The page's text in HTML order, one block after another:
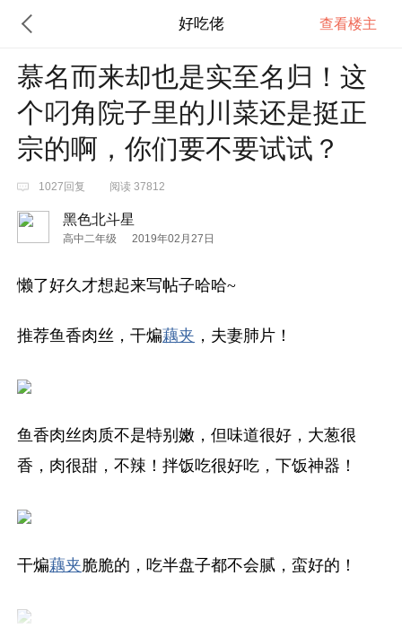
好吃佬 查看楼主
慕名而来却也是实至名归！这
个叼角院子里的川菜还是挺正
宗的啊，你们要不要试试？
1027回复 阅读 37812
黑色北斗星
高中二年级 2019年02月27日
懒了好久才想起来写帖子哈哈~
推荐鱼香肉丝，干煸藕夹 ，夫妻肺片！
鱼香肉丝肉质不是特别嫩，但味道很好，大葱很
香，肉很甜，不辣！拌饭吃很好吃，下饭神器！
干煸藕夹脆脆的，吃半盘子都不会腻，蛮好的！